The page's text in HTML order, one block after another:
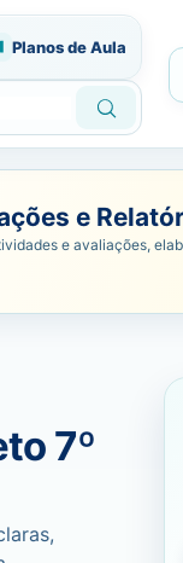
Planos de Aula
e
e avaliações,
7º